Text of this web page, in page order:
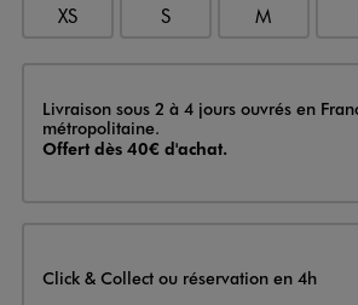
XS S M
Livraison
Livraison sous 2 à 4 jours ouvrés en
métropolitaine.
Offert dès 40€ d'achat.
Click & Collect ou réservation en 4h